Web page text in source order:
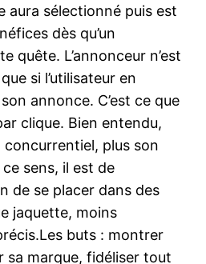
aura sélectionné puis est
dès qu’un
quête. L’annonceur n’est
si l’utilisateur en
annonce. C’est ce que
clique. Bien entendu,
plus son
sens, il est de
de se placer dans des
jaquette, moins
buts : montrer
sa marque, fidéliser tout